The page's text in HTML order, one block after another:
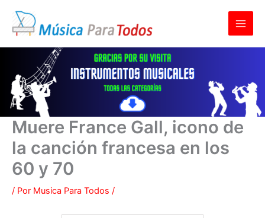
contenido
Muere France Gall, icono de
la canción francesa en los
60 y 70
/ Por Musica Para Todos /